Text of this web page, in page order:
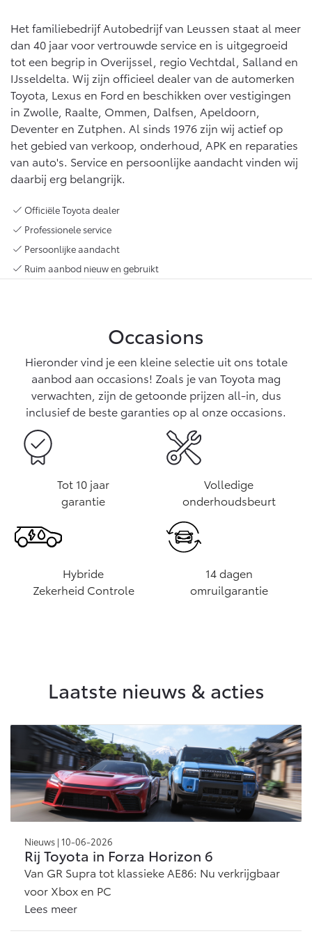
bZ4X
BATTERIJ-ELEKTRISCH
Vanaf € 39.995,-
bZ4X Touring
BATTERIJ-ELEKTRISCH
Vanaf € 48.995,-
WATERSTOF-ELEKTRISCH
Proace (excl. BTW)
OOK ALS BATTERIJ-
ELEKTRISCH
Proace Verso
BATTERIJ-ELEKTRISCH
Proace Max (excl. BTW)
OOK ALS BATTERIJ-
ELEKTRISCH
Hilux (excl. BTW)
OOK ALS BATTERIJ-
ELEKTRISCH
Land Cruiser (excl. BTW)
Vanaf € 89.986,-
Navigatie updates
Het familiebedrijf Autobedrijf van Leussen staat al meer
dan 40 jaar voor vertrouwde service en is uitgegroeid
tot een begrip in Overijssel, regio Vechtdal, Salland en
IJsseldelta. Wij zijn officieel dealer van de automerken
Toyota, Lexus en Ford en beschikken over vestigingen
in Zwolle, Raalte, Ommen, Dalfsen, Apeldoorn,
Deventer en Zutphen. Al sinds 1976 zijn wij actief op
het gebied van verkoop, onderhoud, APK en reparaties
van auto's. Service en persoonlijke aandacht vinden wij
daarbij erg belangrijk.
Officiële Toyota dealer
Professionele service
Persoonlijke aandacht
Ruim aanbod nieuw en gebruikt
Occasions
Hieronder vind je een kleine selectie uit ons totale
aanbod aan occasions! Zoals je van Toyota mag
verwachten, zijn de getoonde prijzen all-in, dus
inclusief de beste garanties op al onze occasions.
Tot 10 jaar
garantie
Volledige
onderhoudsbeurt
Hybride
Zekerheid Controle
14 dagen
omruilgarantie
Laatste nieuws & acties
Nieuws | 10-06-2026
Rij Toyota in Forza Horizon 6
Van GR Supra tot klassieke AE86: Nu verkrijgbaar
voor Xbox en PC
Lees meer